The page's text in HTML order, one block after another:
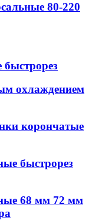
80-220
охлаждением
корончатые
быстрорез
68 мм 72 мм